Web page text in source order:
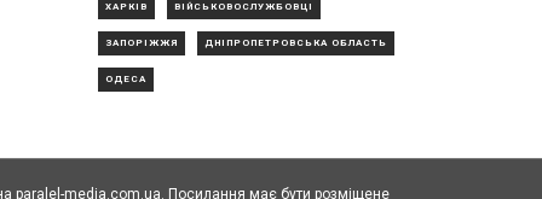
ХАРКІВ ВІЙСЬКОВОСЛУЖБОВЦІ
ЗАПОРІЖЖЯ ДНІПРОПЕТРОВСЬКА ОБЛАСТЬ
ОДЕСА
paralel-media.com.ua. Посилання має бути розміщене